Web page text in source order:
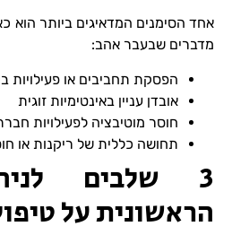
אחד הסימנים המדאיגים ביותר הוא
מדברים שבעבר אהב:
הפסקת תחביבים או פעילויות
אובדן עניין באינטימיות זוגית
חוסר מוטיבציה לפעילויות
תחושה כללית של ריקנות או
3 שלבים
הראשונית על